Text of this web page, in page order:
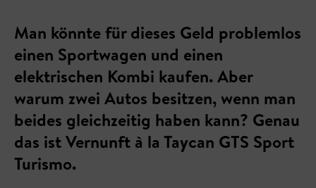
Man könnte für dieses Geld problemlos
einen Sportwagen und einen
elektrischen Kombi kaufen. Aber
warum zwei Autos besitzen, wenn man
beides gleichzeitig haben kann? Genau
das ist Vernunft à la Taycan GTS Sport
Turismo.